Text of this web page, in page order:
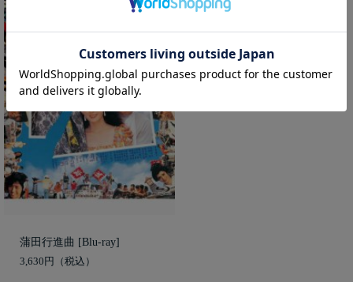
蒲田行進曲 [Blu-ray]
3,630円